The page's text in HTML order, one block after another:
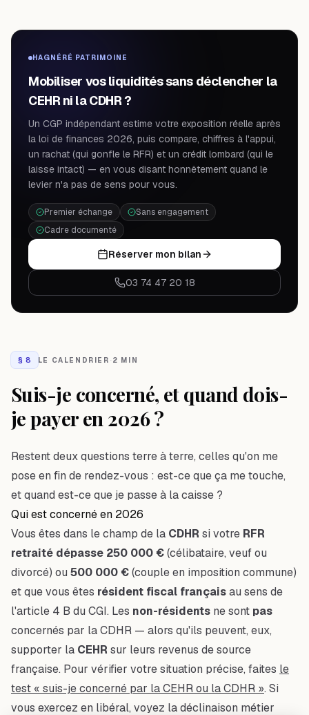
HAGNÉRÉ PATRIMOINE
Mobiliser vos liquidités sans déclencher la
CEHR ni la CDHR ?
Un CGP indépendant estime votre exposition réelle après
la loi de finances 2026, puis compare, chiffres à l'appui,
un rachat (qui gonfle le RFR) et un crédit lombard (qui le
laisse intact) — en vous disant honnêtement quand le
levier n'a pas de sens pour vous.
Premier échange
Sans engagement
Cadre documenté
Réserver mon bilan
03 74 47 20 18
§ 8 LE CALENDRIER · 2 MIN
Suis-je concerné, et quand dois-
je payer en 2026 ?
Restent deux questions terre à terre, celles qu'on me
pose en fin de rendez-vous : est-ce que ça me touche,
et quand est-ce que je passe à la caisse ?
Qui est concerné en 2026
Vous êtes dans le champ de la CDHR si votre RFR
retraité dépasse 250 000 €(célibataire, veuf ou
divorcé) ou 500 000 €(couple en imposition commune)
etque vous êtes résident fiscal françaisau sens de
l'article 4 B du CGI. Les non-résidents ne sont pas
concernés par la CDHR — alors qu'ils peuvent, eux,
supporter la CEHR sur leurs revenus de source
française. Pour vérifier votre situation précise, faites le
test « suis-je concerné par la CEHR ou la CDHR ». Si
vous exercez en libéral, voyez la déclinaison métier